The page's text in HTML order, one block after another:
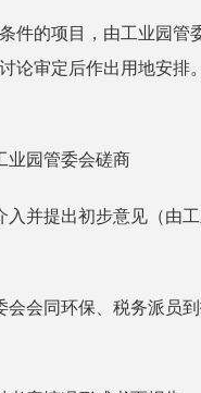
的项目，由工业园管
论审定后作出用地安排
园管委会磋商
提出初步意见（由工
同环保、税务派员到